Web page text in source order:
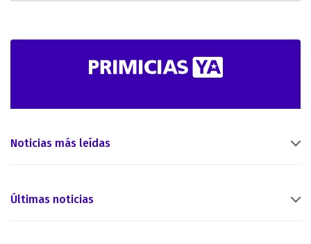
Noticias más leídas
Últimas noticias